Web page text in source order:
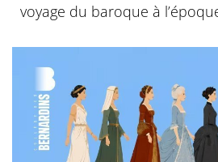
voyage du baroque à